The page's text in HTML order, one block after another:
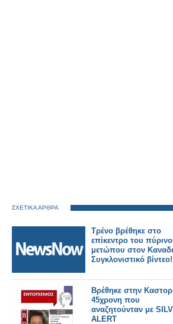
ΣΧΕΤΙΚΑ ΑΡΘΡΑ
Τρένο βρέθηκε στο
επίκεντρο του
μετώπου στον
Συγκλονιστικό βίντεο!
Βρέθηκε στην
45χρονη που
αναζητούνταν με
ALERT